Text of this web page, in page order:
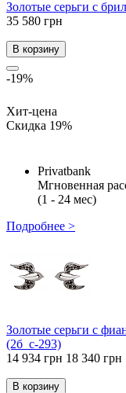
Золотые серьги с
35 580 грн
В корзину
-19%
Хит-цена
Скидка 19%
Privatbank
Мгновенная
(1 - 24 мес)
Подробнее >
Золотые серьги с
(2б_с-293)
14 934 грн 18 340 грн
В корзину